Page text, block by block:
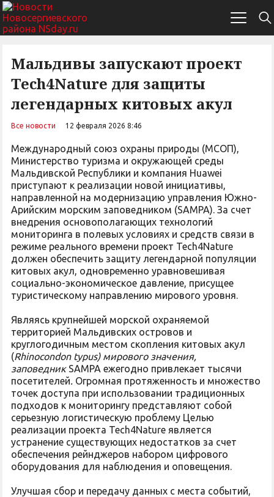
Мальдивы запускают проект
Tech4Nature для защиты
легендарных китовых акул
Все новости 12 февраля 2026 8:46
Международный союз охраны природы (МСОП),
Министерство туризма и окружающей среды
Мальдивской Республики и компания Huawei
приступают к реализации новой инициативы,
направленной на модернизацию управления Южно-
Арийским морским заповедником (SAMPA). За счет
внедрения основополагающих технологий
мониторинга в полевых условиях и средств связи в
режиме реального времени проект Tech4Nature
должен обеспечить защиту легендарной популяции
китовых акул, одновременно уравновешивая
социально-экономическое давление, присущее
туристическому направлению мирового уровня.
Являясь крупнейшей морской охраняемой
территорией Мальдивских островов и
круглогодичным местом скопления китовых акул
(Rhinocondon typus) мирового значения,
заповедник SAMPA ежегодно привлекает тысячи
посетителей. Огромная протяженность и множество
точек доступа при использовании традиционных
подходов к мониторингу представляют собой
серьезную логистическую проблему Целью
реализации проекта Tech4Nature является
устранение существующих недостатков за счет
обеспечения рейнджеров набором цифрового
оборудования для наблюдения и оповещения.
Улучшая сбор и передачу данных с места событий,